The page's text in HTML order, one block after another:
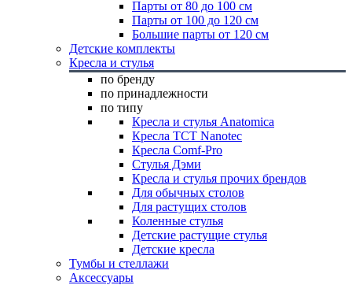
Парты от 80 до 100 см
Парты от 100 до 120 см
Большие парты от 120 см
Детские комплекты
Кресла и стулья
по бренду
по принадлежности
по типу
Кресла и стулья Anatomica
Кресла TCT Nanotec
Кресла Comf-Pro
Стулья Дэми
Кресла и стулья прочих брендов
Для обычных столов
Для растущих столов
Коленные стулья
Детские растущие стулья
Детские кресла
Тумбы и стеллажи
Аксессуары